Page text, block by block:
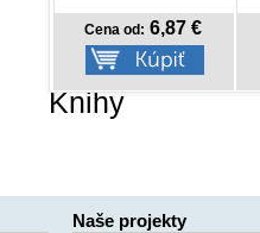
Cena od: 6,87 €
Knihy
Naše projekty